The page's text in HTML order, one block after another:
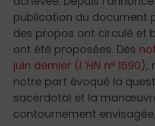
publication du document
des propos ont circulé et
ont été proposées. Dès
juin dernier (L’HN n° 1690),
notre part évoqué la
sacerdotal et la
contournement